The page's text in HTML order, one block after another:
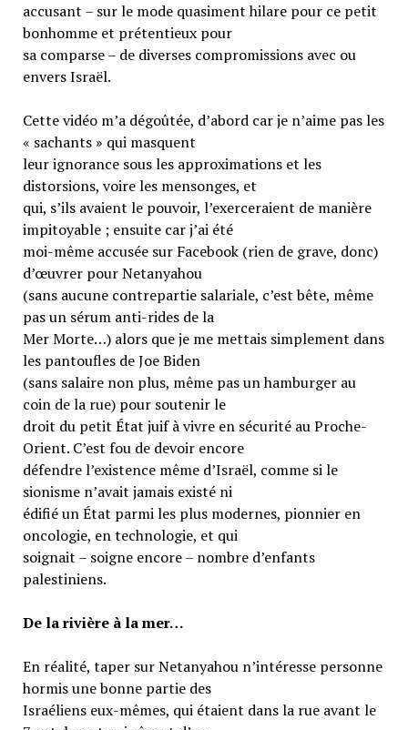
accusant – sur le mode quasiment hilare pour ce petit
bonhomme et prétentieux pour
sa comparse – de diverses compromissions avec ou
envers Israël.
Cette vidéo m’a dégoûtée, d’abord car je n’aime pas les
« sachants » qui masquent
leur ignorance sous les approximations et les
distorsions, voire les mensonges, et
qui, s’ils avaient le pouvoir, l’exerceraient de manière
impitoyable ; ensuite car j’ai été
moi-même accusée sur Facebook (rien de grave, donc)
d’œuvrer pour Netanyahou
(sans aucune contrepartie salariale, c’est bête, même
pas un sérum anti-rides de la
Mer Morte…) alors que je me mettais simplement dans
les pantoufles de Joe Biden
(sans salaire non plus, même pas un hamburger au
coin de la rue) pour soutenir le
droit du petit État juif à vivre en sécurité au Proche-
Orient. C’est fou de devoir encore
défendre l’existence même d’Israël, comme si le
sionisme n’avait jamais existé ni
édifié un État parmi les plus modernes, pionnier en
oncologie, en technologie, et qui
soignait – soigne encore – nombre d’enfants
palestiniens.
De la rivière à la mer…
En réalité, taper sur Netanyahou n’intéresse personne
hormis une bonne partie des
Israéliens eux-mêmes, qui étaient dans la rue avant le